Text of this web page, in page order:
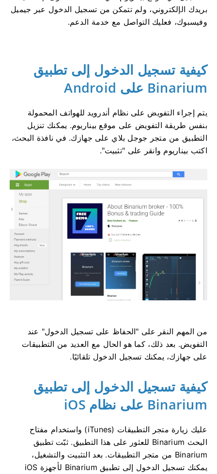
بريدك الإلكتروني، ولم تتمكن من تسجيل الدخول عبر جيميل
وفيسبوك، فعليك التواصل مع خدمة الدعم.
كيفية تسجيل الدخول إلى تطبيق
Binarium على Android
يتم إجراء التفويض على نظام أندرويد للهواتف المحمولة
بنفس طريقة التفويض على موقع بيناريوم. يمكنك تنزيل
التطبيق من متجر جوجل بلاي على جهازك. في نافذة البحث،
اكتب بيناريوم وانقر على "تثبيت".
من المهم النقر على "الحفاظ على تسجيل الدخول" عند
التفويض. بعد ذلك، كما هو الحال مع العديد من التطبيقات
على جهازك، يمكنك تسجيل الدخول تلقائيًا.
كيفية تسجيل الدخول إلى تطبيق
Binarium على نظام iOS
عليك زيارة متجر التطبيقات (iTunes) واستخدام مفتاح
البحث Binarium للعثور على هذا التطبيق. ثبّت تطبيق
Binarium من متجر التطبيقات. بعد التثبيت والتشغيل،
يمكنك تسجيل الدخول إلى تطبيق Binarium لأجهزة iOS